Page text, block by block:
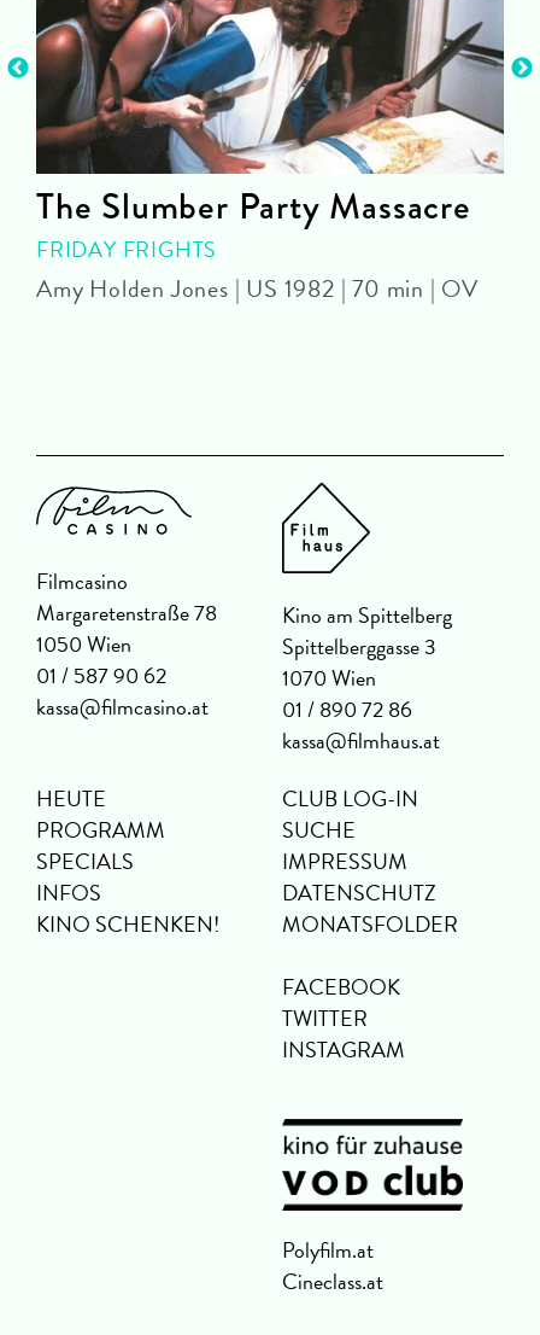
The Slumber Party Massacre
FRIDAY FRIGHTS
Amy Holden Jones | US 1982 | 70 min | OV
Filmcasino
Margaretenstraße 78
1050 Wien
01 / 587 90 62
kassa@filmcasino.at
Kino am Spittelberg
Spittelberggasse 3
1070 Wien
01 / 890 72 86
kassa@filmhaus.at
HEUTE
PROGRAMM
SPECIALS
INFOS
KINO SCHENKEN!
CLUB LOG-IN
SUCHE
IMPRESSUM
DATENSCHUTZ
MONATSFOLDER
FACEBOOK
TWITTER
INSTAGRAM
Polyfilm.at
Cineclass.at